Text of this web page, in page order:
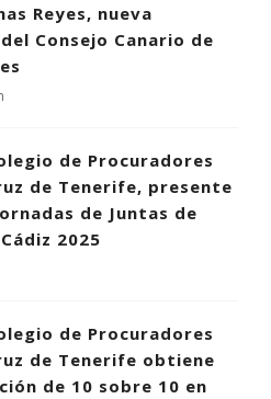
Reyes, nueva
Consejo Canario de
de Procuradores
de Tenerife, presente
de Juntas de
2025
de Procuradores
de Tenerife obtiene
de 10 sobre 10 en